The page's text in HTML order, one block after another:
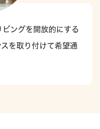
ングを開放的にする
を取り付けて希望通